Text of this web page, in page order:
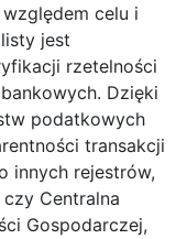
celu i
jest
rzetelności
Dzięki
podatkowych
transakcji
innych rejestrów,
Centralna
Gospodarczej,